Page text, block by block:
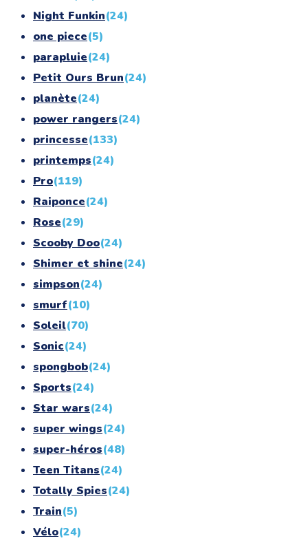
Night Funkin(24)
one piece(5)
parapluie(24)
Petit Ours Brun(24)
planète(24)
power rangers(24)
princesse(133)
printemps(24)
Pro(119)
Raiponce(24)
Rose(29)
Scooby Doo(24)
Shimer et shine(24)
simpson(24)
smurf(10)
Soleil(70)
Sonic(24)
spongbob(24)
Sports(24)
Star wars(24)
super wings(24)
super-héros(48)
Teen Titans(24)
Totally Spies(24)
Train(5)
Vélo(24)